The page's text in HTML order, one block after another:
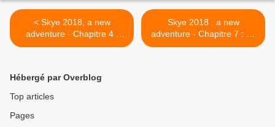
< Skye 2018, a new
adventure - Chapitre 4 :
autour de Rum, de Kinloch
Skye 2018 : a new
adventure - Chapitre 7 : de
Canna à Soay, retour à
Hébergé par Overblog
Top articles
Pages